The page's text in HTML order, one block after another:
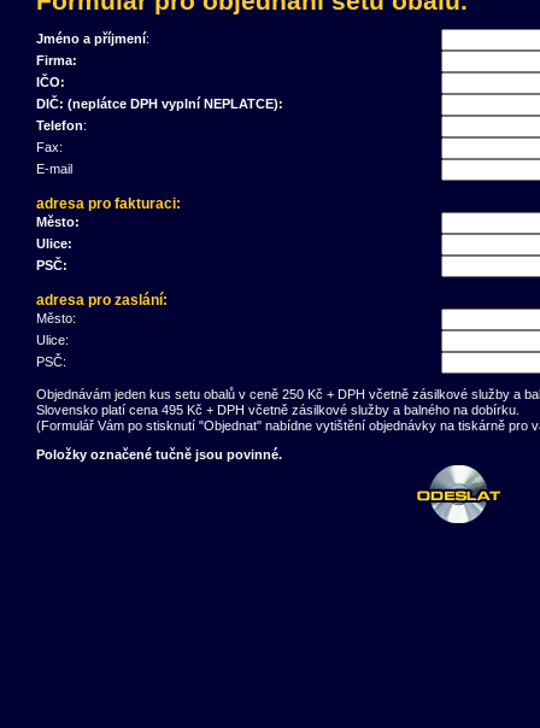
Jméno a příjmení:
Firma:
IČO:
DIČ: (neplátce DPH vyplní NEPLATCE):
Telefon:
Fax:
E-mail
adresa pro fakturaci:
Město:
Ulice:
PSČ:
adresa pro zaslání:
Město:
Ulice:
PSČ:
Objednávám jeden kus setu obalů v ceně 250 Kč + DPH včetně zásilkové služby a
Slovensko platí cena 495 Kč + DPH včetně zásilkové služby a balného na dobírku.
(Formulář Vám po stisknutí "Objednat" nabídne vytištění objednávky na tiskárně pro
Položky označené tučně jsou povinné.